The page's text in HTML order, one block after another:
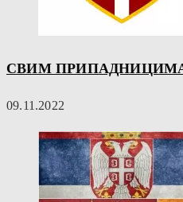
СВИМ ПРИПАДНИЦИМА
09.11.2022